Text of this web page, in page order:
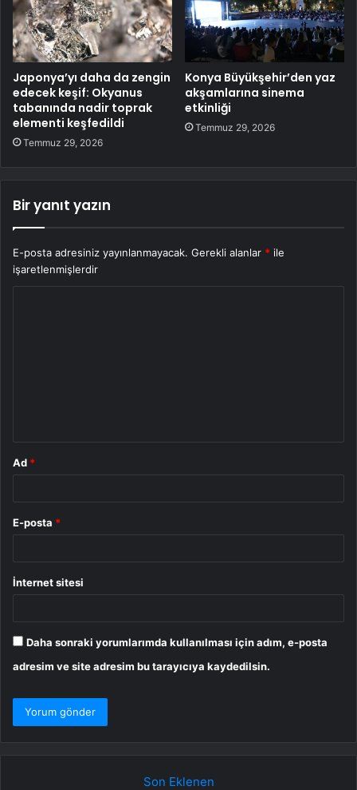
Japonya’yı daha da zengin
edecek keşif: Okyanus
tabanında nadir toprak
elementi keşfedildi
Temmuz 29, 2026
Konya Büyükşehir’den yaz
akşamlarına sinema
etkinliği
Temmuz 29, 2026
Bir yanıt yazın
E-posta adresiniz yayınlanmayacak. Gerekli alanlar * ile
işaretlenmişlerdir
Ad *
E-posta *
İnternet sitesi
Daha sonraki yorumlarımda kullanılması için adım, e-posta
adresim ve site adresim bu tarayıcıya kaydedilsin.
Son Eklenen